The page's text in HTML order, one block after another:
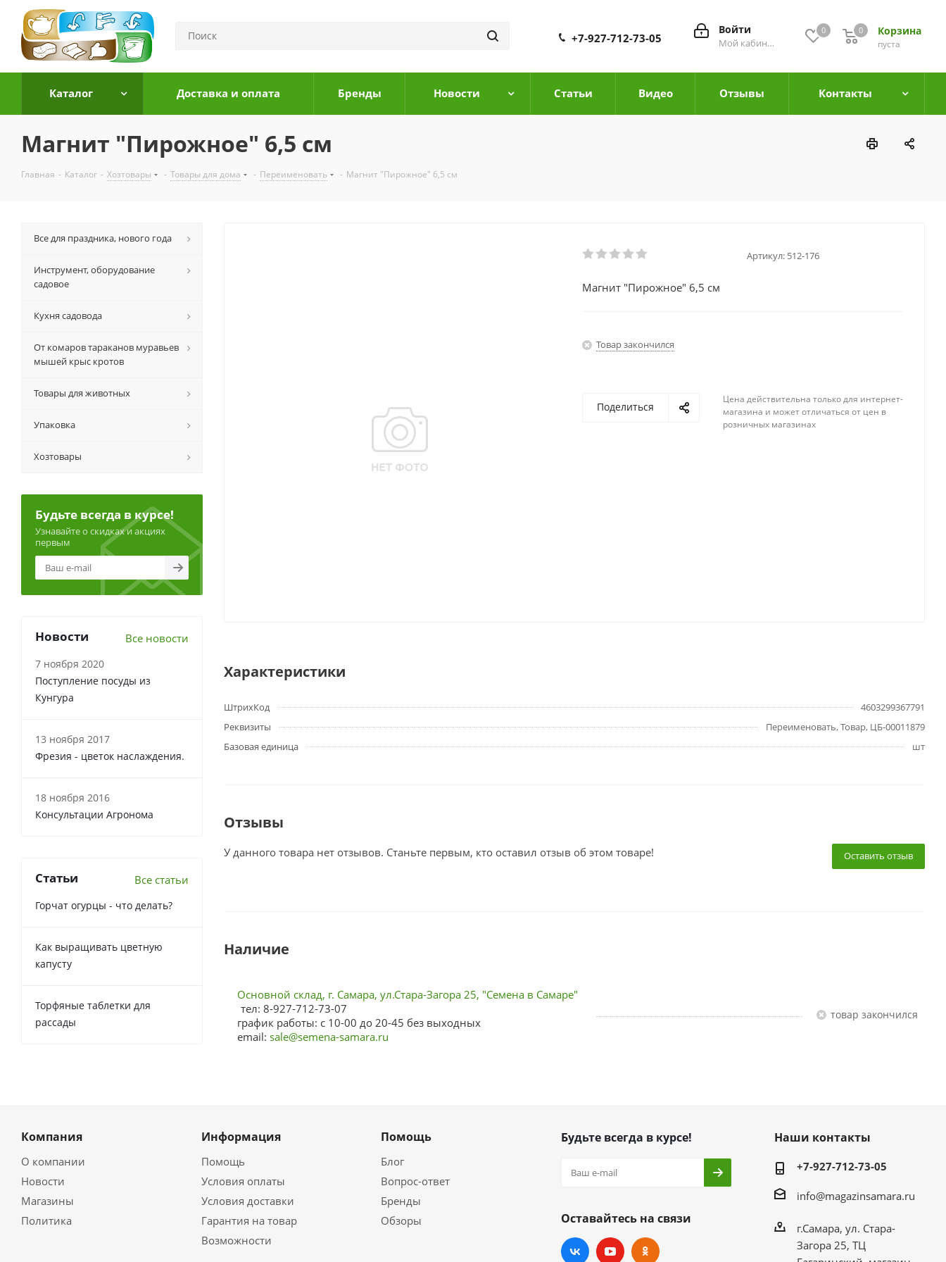
0 Корзина
0
пуста
0
Войти
Мой кабинет
+7-927-712-73-05
Каталог Доставка и оплата Бренды Новости Cтатьи Видео Отзывы Контакты
Магнит "Пирожное" 6,5 см
Главная - Каталог - Хозтовары - Товары для дома - Переименовать - Магнит "Пирожное" 6,5 см
Артикул: 512-176
Магнит "Пирожное" 6,5 см
Товар закончился
Поделиться
Цена действительна только для интернет-
магазина и может отличаться от цен в
розничных магазинах
Характеристики
ШтрихКод
4603299367791
Реквизиты
Переименовать, Товар, ЦБ-00011879
Базовая единица
шт
Отзывы
Оставить отзыв
У данного товара нет отзывов. Станьте первым, кто оставил отзыв об этом товаре!
Наличие
Основной склад, г. Самара, ул.Стара-Загора 25, "Семена в Самаре"
тел: 8-927-712-73-07
график работы: с 10-00 до 20-45 без выходных
email: sale@semena-samara.ru
Товар закончился
Все для праздника, нового года
Инструмент, оборудование
садовое
Кухня садовода
От комаров тараканов муравьев
мышей крыс кротов
Товары для животных
Упаковка
Хозтовары
Будьте всегда в курсе!
Узнавайте о скидках и акциях
первым
Новости Все новости
7 ноября 2020
Поступление посуды из
Кунгура
13 ноября 2017
Фрезия - цветок наслаждения.
18 ноября 2016
Консультации Агронома
Статьи Все статьи
Горчат огурцы - что делать?
Как выращивать цветную
капусту
Торфяные таблетки для
рассады
Компания
О компании
Новости
Магазины
Политика
Информация
Помощь
Условия оплаты
Условия доставки
Гарантия на товар
Возможности
Помощь
Блог
Вопрос-ответ
Бренды
Обзоры
Будьте всегда в курсе!
Оставайтесь на связи
Наши контакты
+7-927-712-73-05
info@magazinsamara.ru
г.Самара, ул. Стара-
Загора 25, ТЦ